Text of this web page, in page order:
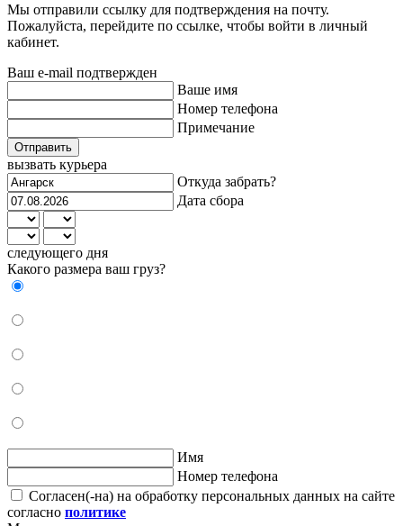
Мы отправили ссылку для подтверждения на почту.
Пожалуйста, перейдите по ссылке, чтобы войти в личный
кабинет.
Ваш e-mail подтвержден
Ваше имя
Номер телефона
Примечание
Отправить
вызвать курьера
Откуда забрать?
Дата сбора
следующего дня
Какого размера ваш груз?
Имя
Номер телефона
Согласен(-на) на обработку персональных данных на сайте
согласно политике